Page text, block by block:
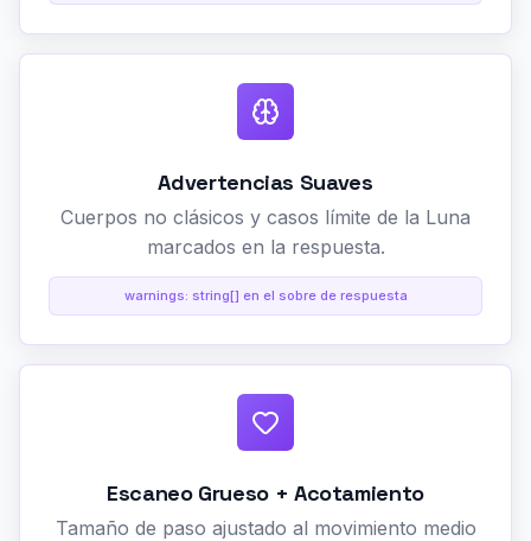
Advertencias Suaves
Cuerpos no clásicos y casos límite de la Luna
marcados en la respuesta.
warnings: string[] en el sobre de respuesta
Escaneo Grueso + Acotamiento
Tamaño de paso ajustado al movimiento medio